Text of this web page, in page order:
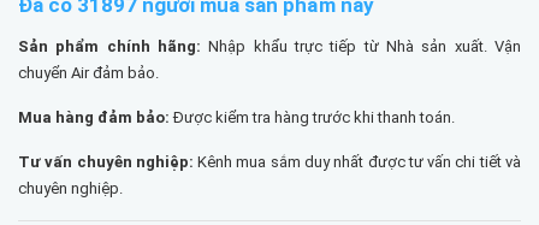
Sản phẩm chính hãng: Nhập khẩu trực tiếp từ Nhà sản xuất. Vận
chuyển Air đảm bảo.
Mua hàng đảm bảo: Được kiểm tra hàng trước khi thanh toán.
Tư vấn chuyên nghiệp: Kênh mua sắm duy nhất được tư vấn chi tiết và
chuyên nghiệp.